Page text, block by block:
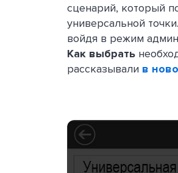
сценарий, который
универсальной
войдя в режим
Как выбрать
рассказывали в